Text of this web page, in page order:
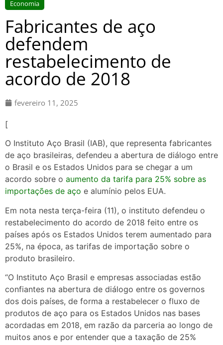
Economia
Fabricantes de aço
defendem
restabelecimento de
acordo de 2018
fevereiro 11, 2025
[
O Instituto Aço Brasil (IAB), que representa fabricantes
de aço brasileiras, defendeu a abertura de diálogo entre
o Brasil e os Estados Unidos para se chegar a um
acordo sobre o aumento da tarifa para 25% sobre as
importações de aço e alumínio pelos EUA.
Em nota nesta terça-feira (11), o instituto defendeu o
restabelecimento do acordo de 2018 feito entre os
países após os Estados Unidos terem aumentado para
25%, na época, as tarifas de importação sobre o
produto brasileiro.
“O Instituto Aço Brasil e empresas associadas estão
confiantes na abertura de diálogo entre os governos
dos dois países, de forma a restabelecer o fluxo de
produtos de aço para os Estados Unidos nas bases
acordadas em 2018, em razão da parceria ao longo de
muitos anos e por entender que a taxação de 25%